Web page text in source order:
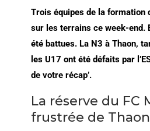
Trois équipes de la formation
sur les terrains ce week-end.
été battues. La N3 à Thaon,
les U17 ont été défaits par
de votre récap’.
La réserve du FC
frustrée de Thaon